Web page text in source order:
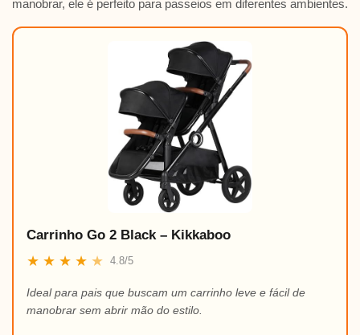
manobrar, ele é perfeito para passeios em diferentes ambientes.
Carrinho Go 2 Black – Kikkaboo
★ ★ ★ ★ ★ 4.8/5
Ideal para pais que buscam um carrinho leve e fácil de
manobrar sem abrir mão do estilo.